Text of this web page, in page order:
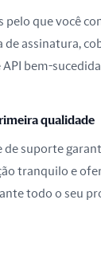
pelo que você
de assinatura,
bem-
qualidade
de suporte
tranquilo e
todo o seu